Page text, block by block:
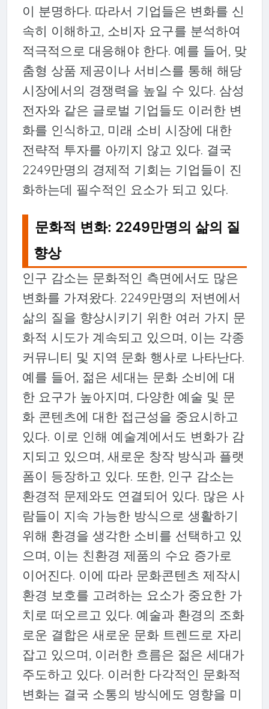
이 분명하다. 따라서 기업들은 변화를 신
속히 이해하고, 소비자 요구를 분석하여
적극적으로 대응해야 한다. 예를 들어, 맞
춤형 상품 제공이나 서비스를 통해 해당
시장에서의 경쟁력을 높일 수 있다. 삼성
전자와 같은 글로벌 기업들도 이러한 변
화를 인식하고, 미래 소비 시장에 대한
전략적 투자를 아끼지 않고 있다. 결국
2249만명의 경제적 기회는 기업들이 진
화하는데 필수적인 요소가 되고 있다.
문화적 변화: 2249만명의 삶의 질
향상
인구 감소는 문화적인 측면에서도 많은
변화를 가져왔다. 2249만명의 저변에서
삶의 질을 향상시키기 위한 여러 가지 문
화적 시도가 계속되고 있으며, 이는 각종
커뮤니티 및 지역 문화 행사로 나타난다.
예를 들어, 젊은 세대는 문화 소비에 대
한 요구가 높아지며, 다양한 예술 및 문
화 콘텐츠에 대한 접근성을 중요시하고
있다. 이로 인해 예술계에서도 변화가 감
지되고 있으며, 새로운 창작 방식과 플랫
폼이 등장하고 있다. 또한, 인구 감소는
환경적 문제와도 연결되어 있다. 많은 사
람들이 지속 가능한 방식으로 생활하기
위해 환경을 생각한 소비를 선택하고 있
으며, 이는 친환경 제품의 수요 증가로
이어진다. 이에 따라 문화콘텐츠 제작시
환경 보호를 고려하는 요소가 중요한 가
치로 떠오르고 있다. 예술과 환경의 조화
로운 결합은 새로운 문화 트렌드로 자리
잡고 있으며, 이러한 흐름은 젊은 세대가
주도하고 있다. 이러한 다각적인 문화적
변화는 결국 소통의 방식에도 영향을 미